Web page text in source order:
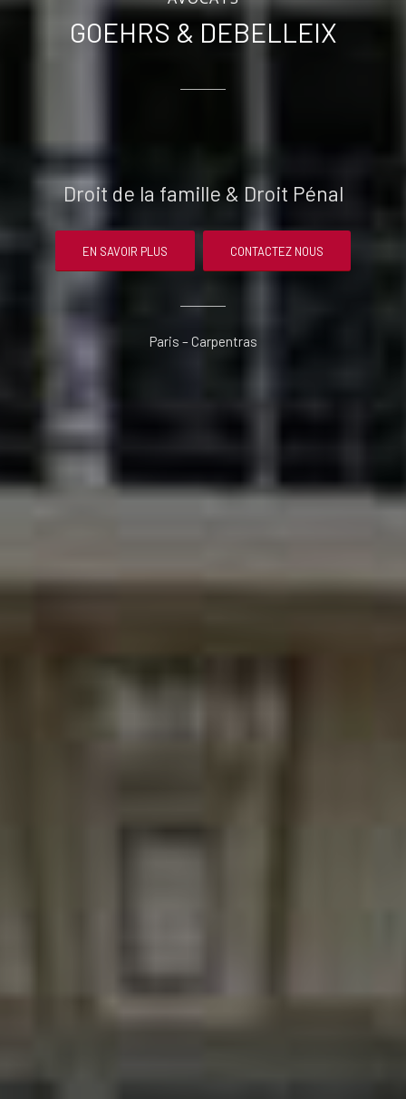
GOEHRS & DEBELLEIX
Droit de la famille & Droit Pénal
EN SAVOIR PLUS CONTACTEZ NOUS
Paris – Carpentras